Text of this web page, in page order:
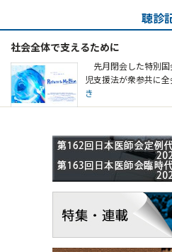
聴診
社会全体で支えるために
先月閉会した特別国
児支援法が衆参共に
き